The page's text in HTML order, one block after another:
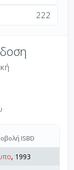
222
ISBD
, 1993